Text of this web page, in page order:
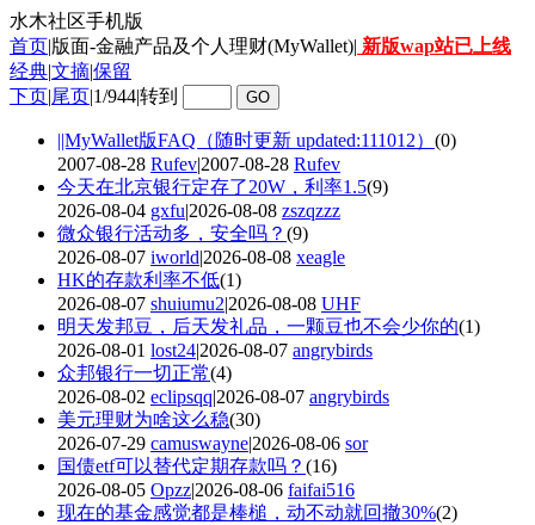
水木社区手机版
首页|版面-金融产品及个人理财(MyWallet)| 新版wap站已上线
经典|文摘|保留
下页|尾页|1/944|转到
||MyWallet版FAQ（随时更新 updated:111012） (0)
2007-08-28 Rufev|2007-08-28 Rufev
今天在北京银行定存了20W，利率1.5(9)
2026-08-04 gxfu|2026-08-08 zszqzzz
微众银行活动多，安全吗？ (9)
2026-08-07 iworld|2026-08-08 xeagle
HK的存款利率不低(1)
2026-08-07 shuiumu2|2026-08-08 UHF
明天发邦豆，后天发礼品，一颗豆也不会少你的(1)
2026-08-01 lost24|2026-08-07 angrybirds
众邦银行一切正常(4)
2026-08-02 eclipsqq|2026-08-07 angrybirds
美元理财为啥这么稳(30)
2026-07-29 camuswayne|2026-08-06 sor
国债etf可以替代定期存款吗？ (16)
2026-08-05 Opzz|2026-08-06 faifai516
现在的基金感觉都是棒槌，动不动就回撤30%(2)